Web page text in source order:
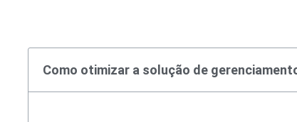
Como otimizar a solução de